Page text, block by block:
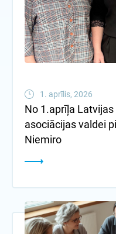
1. aprīlis, 2026
No 1.aprīļa
asociācijas valdei
Niemiro